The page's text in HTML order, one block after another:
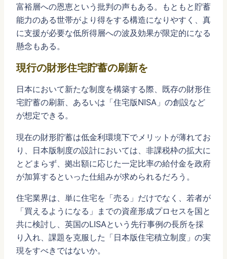
富裕層への恩恵という批判の声もある。もともと貯蓄
能力のある世帯がより得をする構造になりやすく、真
に支援が必要な低所得層への波及効果が限定的になる
懸念もある。
現行の財形住宅貯蓄の刷新を
日本において新たな制度を構築する際、既存の財形住
宅貯蓄の刷新、あるいは「住宅版NISA」の創設など
が想定できる。
現在の財形貯蓄は低金利環境下でメリットが薄れてお
り、日本版制度の設計においては、非課税枠の拡大に
とどまらず、拠出額に応じた一定比率の給付金を政府
が加算するといった仕組みが求められるだろう。
住宅業界は、単に住宅を「売る」だけでなく、若者が
「買えるようになる」までの資産形成プロセスを国と
共に検討し、英国のLISAという先行事例の長所を採
り入れ、課題を克服した「日本版住宅積立制度」の実
現をすべきではないか。